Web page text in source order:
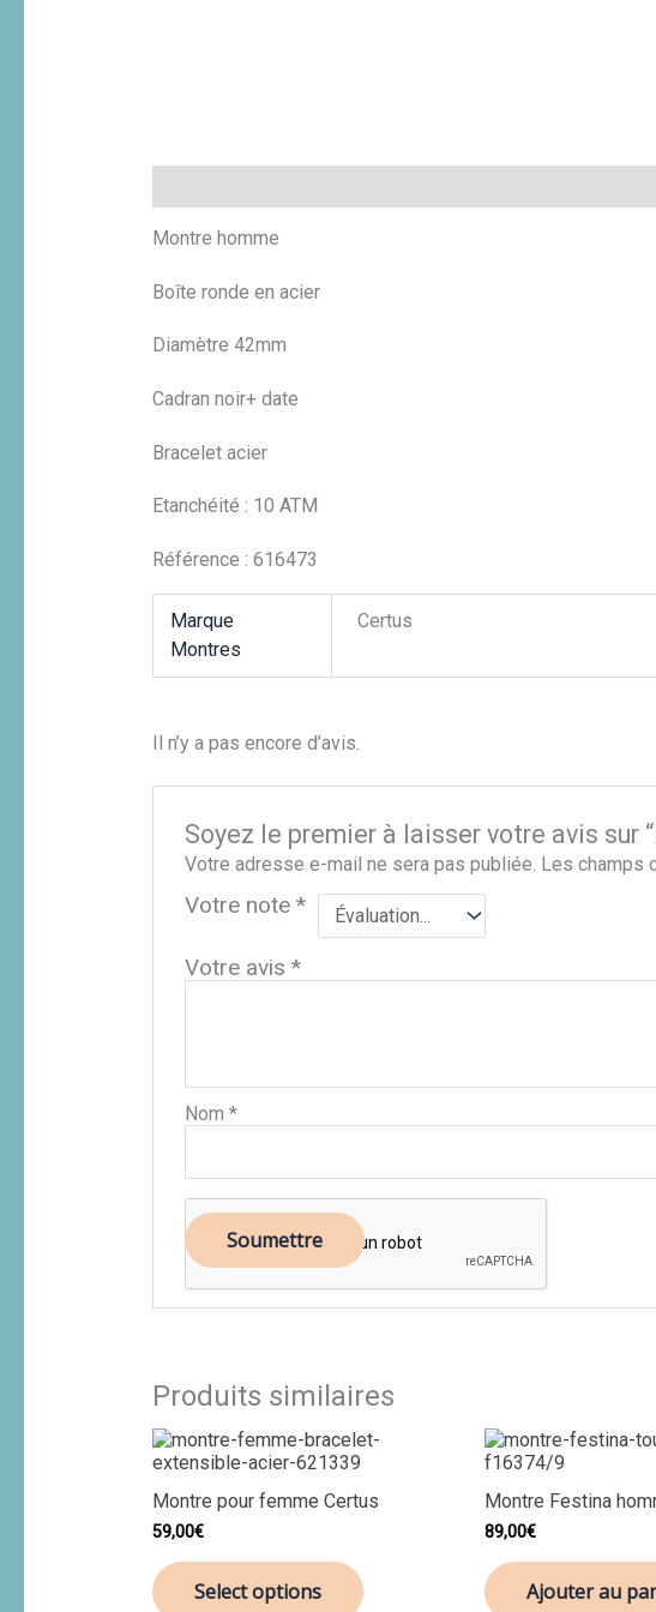
Montre homme
Boîte ronde en acier
Diamètre 42mm
Cadran noir+ date
Bracelet acier
Etanchéité : 10 ATM
Référence : 616473
Marque
Montres
Certus
Il n’y a pas encore d’avis.
Soyez le premier à laisser votre avis sur
Votre adresse e-mail ne sera pas publiée. Les champs
Votre note*
Votre avis*
Nom*
Produits similaires
Montre pour femme Certus
59,00€
Select options
Montre Festina
89,00€
Ajouter au